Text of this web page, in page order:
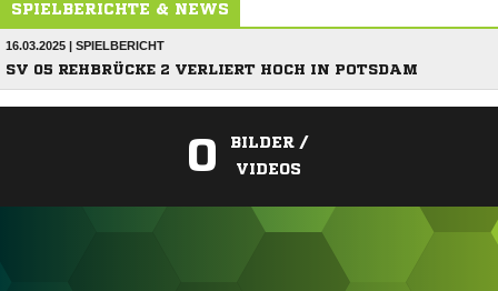
SPIELBERICHTE & NEWS
16.03.2025 | SPIELBERICHT
SV 05 REHBRÜCKE 2 VERLIERT HOCH IN POTSDAM
0
BILDER /
VIDEOS